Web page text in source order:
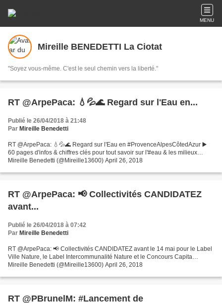
MENU
Mireille BENEDETTI La Ciotat
"Soyez vous-même. C'est le seul chemin vers la liberté."
RT @ArpePaca: 💧💦🌊 Regard sur l'Eau en...
Publié le 26/04/2018 à 21:48
Par Mireille Benedetti
RT @ArpePaca: 💧💦🌊 Regard sur l'Eau en #ProvenceAlpesCôtedAzur ▶️
60 pages d'infos & chiffres clés pour tout savoir sur l'#eau & les milieux…
Mireille Benedetti (@Mireille13600) April 26, 2018
RT @ArpePaca: 📢 Collectivités CANDIDATEZ
avant...
Publié le 26/04/2018 à 07:42
Par Mireille Benedetti
RT @ArpePaca: 📢 Collectivités CANDIDATEZ avant le 14 mai pour le Label
Ville Nature, le Label Intercommunalité Nature et le Concours Capita…
Mireille Benedetti (@Mireille13600) April 26, 2018
RT @PBrunelM: #Lancement de